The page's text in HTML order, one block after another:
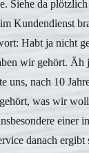
Siehe da
Kundendienst
Habt ja nicht
wir gehört.
uns, nach 10
was wir
einer
danach